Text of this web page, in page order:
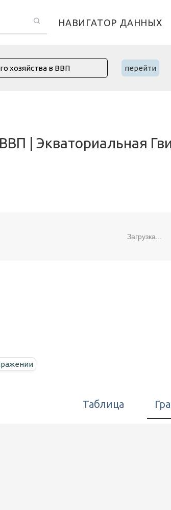
НАВИГАТОР ДАННЫХ
перейти
| Экваториальная
Загрузка...
Таблица